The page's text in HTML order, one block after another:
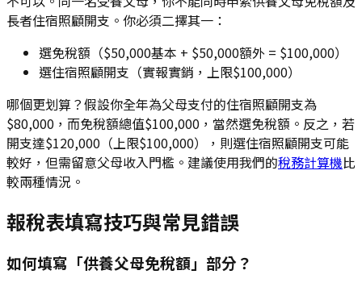
長者住宿照顧開支。你必須二擇其一：
選免稅額（$50,000基本 + $50,000額外 = $100,000）
選住宿照顧開支（實報實銷，上限$100,000）
哪個更划算？假設你全年為父母支付的住宿照顧開支為
$80,000，而免稅額總值$100,000，當然選免稅額。反之，若
開支達$120,000（上限$100,000），則選住宿照顧開支可能
較好，但需留意父母收入門檻。建議使用我們的稅務計算機比
較兩種情況。
報稅表填寫技巧與常見錯誤
如何填寫「供養父母免稅額」部分？